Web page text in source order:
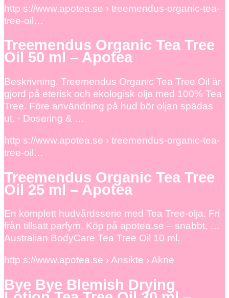
http s://www.apotea.se › treemendus-organic-tea-
tree-oil…
Treemendus Organic Tea Tree
Oil 50 ml – Apotea
Beskrivning. Treemendus Organic Tea Tree Oil är
gjord på eterisk och ekologisk olja med 100% Tea
Tree. Före användning på hud bör oljan spädas
ut. · Dosering & …
http s://www.apotea.se › treemendus-organic-tea-
tree-oil…
Treemendus Organic Tea Tree
Oil 25 ml – Apotea
En komplett hudvårdsserie med Tea Tree-olja. Fri
från tillsatt parfym. Köp på apotea.se – snabbt, …
Australian BodyCare Tea Tree Oil 10 ml.
http s://www.apotea.se › Ansikte › Akne
Bye Bye Blemish Drying